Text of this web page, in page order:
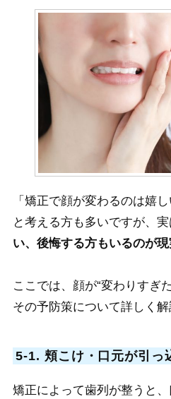
「矯正で顔が変わるのは嬉
と考える方も多いですが、実
い、後悔する方もいるのが
ここでは、顔が“変わりすぎ
その予防策について詳しく解
5-1. 頬こけ・口元が引っ
矯正によって歯列が整うと